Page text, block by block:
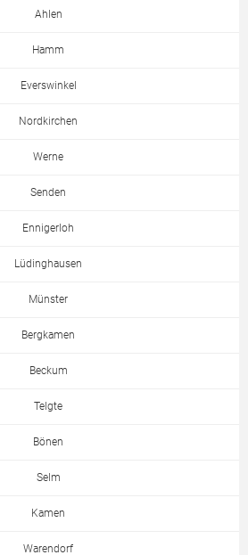
Ahlen
Hamm
Everswinkel
Nordkirchen
Werne
Senden
Ennigerloh
Lüdinghausen
Münster
Bergkamen
Beckum
Telgte
Bönen
Selm
Kamen
Warendorf